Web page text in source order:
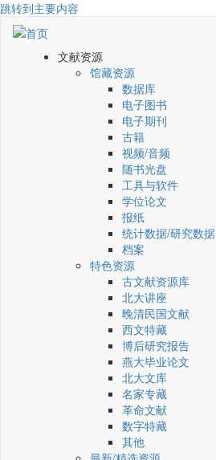
跳转到主要内容
文献资源
馆藏资源
数据库
电子图书
电子期刊
古籍
视频/音频
随书光盘
工具与软件
学位论文
报纸
统计数据/研究数据
档案
特色资源
古文献资源库
北大讲座
晚清民国文献
西文特藏
博后研究报告
燕大毕业论文
北大文库
名家专藏
革命文献
数字特藏
其他